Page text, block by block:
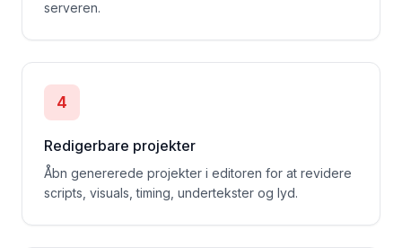
serveren.
4
Redigerbare projekter
Åbn genererede projekter i editoren for at revidere
scripts, visuals, timing, undertekster og lyd.